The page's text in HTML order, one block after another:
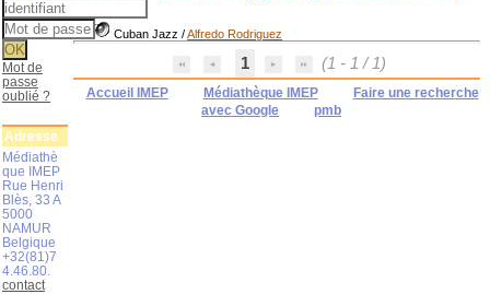
Cuban Jazz /Alfredo Rodriguez
1 (1 - 1 / 1)
Accueil IMEP Médiathèque IMEP
Faire une recherche
avec Google
pmb
Mot de
passe
oublié ?
Adresse
Médiathè
que IMEP
Rue Henri
Blès, 33 A
5000
NAMUR
Belgique
+32(81)7
4.46.80.
contact